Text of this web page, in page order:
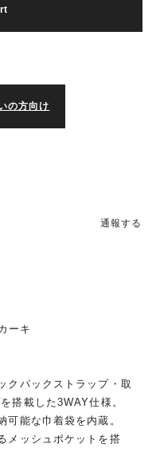
の方向け
通報する
ーキ
クパックストラップ・取
搭載した3WAY仕様。
可能な巾着袋を内蔵。
メッシュポケットを搭